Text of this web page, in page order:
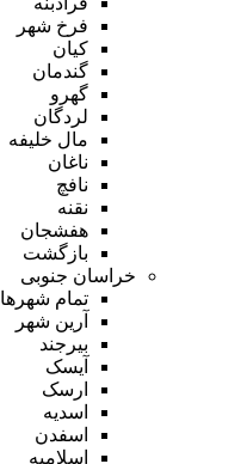
فرخ شهر
کیان
گندمان
گهرو
لردگان
مال خلیفه
ناغان
نافچ
نقنه
هفشجان
بازگشت
خراسان جنوبی
تمام شهر‌ها
آرین شهر
بیرجند
آیسک
ارسک
اسدیه
اسفدن
اسلامیه